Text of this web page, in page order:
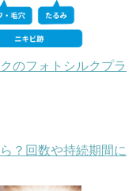
のフォトシルクプラ
？回数や持続期間に